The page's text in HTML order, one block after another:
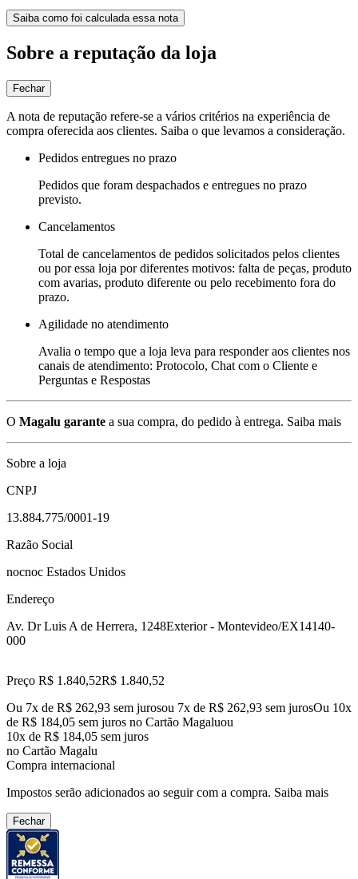
Saiba como foi calculada essa nota
Sobre a reputação da loja
Fechar
A nota de reputação refere-se a vários critérios na experiência de
compra oferecida aos clientes. Saiba o que levamos a consideração.
Pedidos entregues no prazo
Pedidos que foram despachados e entregues no prazo
previsto.
Cancelamentos
Total de cancelamentos de pedidos solicitados pelos clientes
ou por essa loja por diferentes motivos: falta de peças, produto
com avarias, produto diferente ou pelo recebimento fora do
prazo.
Agilidade no atendimento
Avalia o tempo que a loja leva para responder aos clientes nos
canais de atendimento: Protocolo, Chat com o Cliente e
Perguntas e Respostas
O Magalu garante a sua compra, do pedido à entrega. Saiba mais
Sobre a loja
CNPJ
13.884.775/0001-19
Razão Social
nocnoc Estados Unidos
Endereço
Av. Dr Luis A de Herrera, 1248Exterior - Montevideo/EX14140-
000
Preço R$ 1.840,52R$ 1.840,52
Ou 7x de R$ 262,93 sem jurosou 7x de R$ 262,93 sem jurosOu 10x
de R$ 184,05 sem juros no Cartão Magaluou
10x de R$ 184,05 sem juros
no Cartão Magalu
Compra internacional
Impostos serão adicionados ao seguir com a compra. Saiba mais
Fechar